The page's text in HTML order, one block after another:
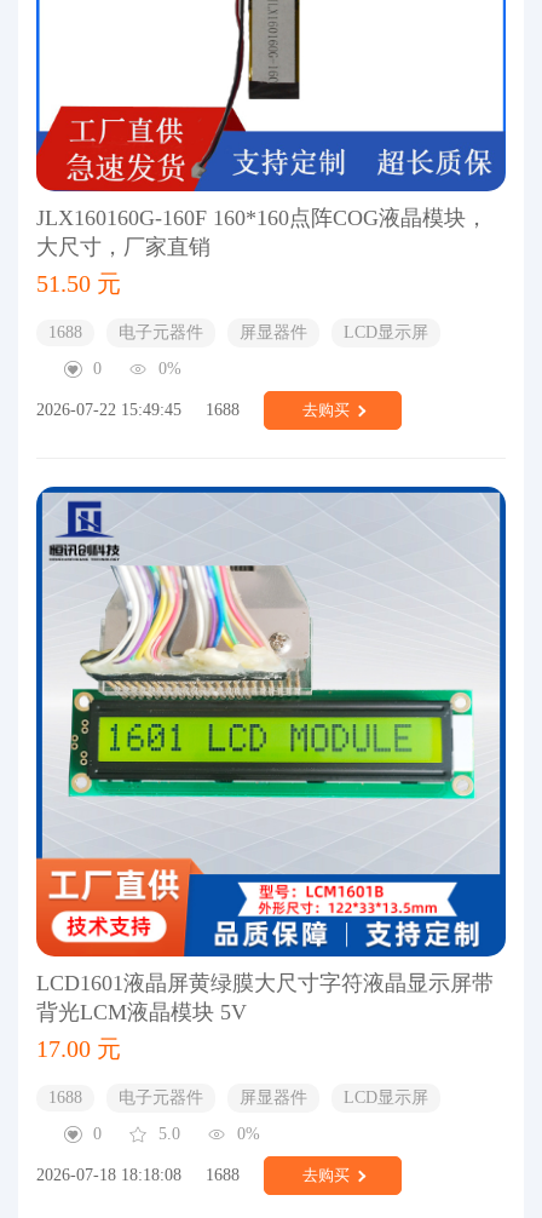
JLX160160G-160F 160*160点阵COG液晶模块，
大尺寸，厂家直销
51.50 元
1688 电子元器件 屏显器件
LCD显示屏
0
0%
2026-07-22 15:49:45 1688 去购买
LCD1601液晶屏黄绿膜大尺寸字符液晶显示屏带
背光LCM液晶模块 5V
17.00 元
1688 电子元器件 屏显器件
LCD显示屏
0
5.0 0%
2026-07-18 18:18:08 1688 去购买